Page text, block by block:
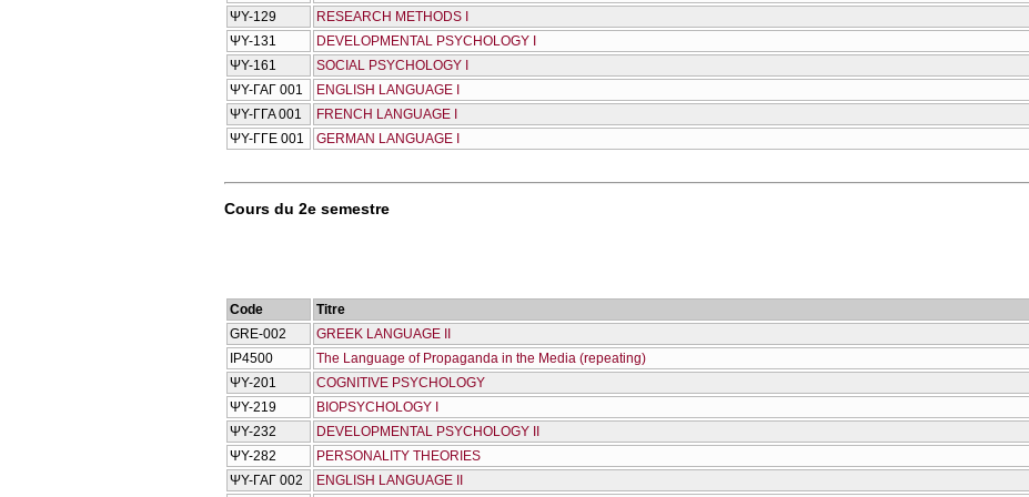
ΨΥ-129 RESEARCH METHODS I
ΨΥ-131
DEVELOPMENTAL PSYCHOLOGY I
ΨΥ-161
SOCIAL PSYCHOLOGY I
ΨΥ-ΓΑΓ 001
ENGLISH LANGUAGE I
ΨΥ-ΓΓΑ 001
FRENCH LANGUAGE I
ΨΥ-ΓΓΕ 001
GERMAN LANGUAGE I
Cours du 2e semestre
Code Titre
GRE-002
GREEK LANGUAGE II
IP4500
The Language of Propaganda in the Media (repeating)
ΨΥ-201
COGNITIVE PSYCHOLOGY
ΨΥ-219
BIOPSYCHOLOGY I
ΨΥ-232
DEVELOPMENTAL PSYCHOLOGY II
ΨΥ-282
PERSONALITY THEORIES
ΨΥ-ΓΑΓ 002
ENGLISH LANGUAGE II